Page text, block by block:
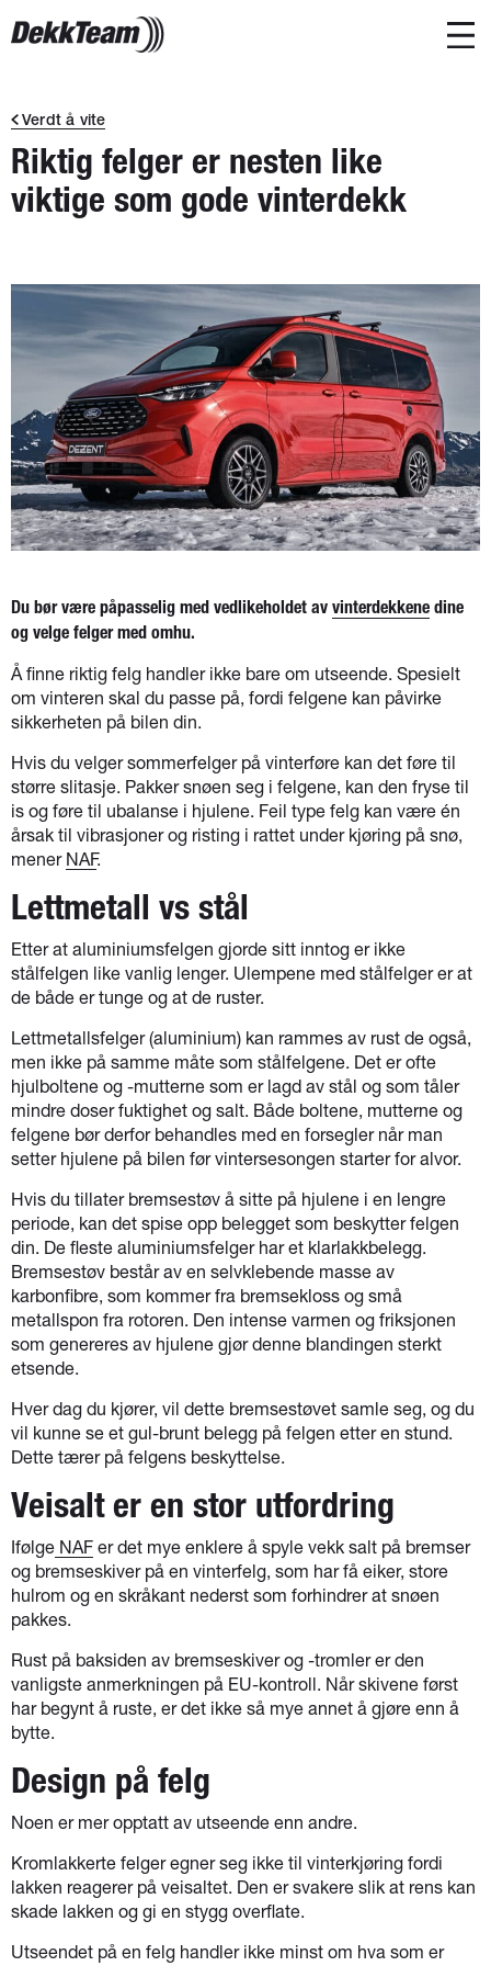
Verdt å vite
Riktig felger er nesten like
viktige som gode vinterdekk
Du bør være påpasselig med vedlikeholdet av vinterdekkene dine
og velge felger med omhu.
Å finne riktig felg handler ikke bare om utseende. Spesielt
om vinteren skal du passe på, fordi felgene kan påvirke
sikkerheten på bilen din.
Hvis du velger sommerfelger på vinterføre kan det føre til
større slitasje. Pakker snøen seg i felgene, kan den fryse til
is og føre til ubalanse i hjulene. Feil type felg kan være én
årsak til vibrasjoner og risting i rattet under kjøring på snø,
mener NAF.
Lettmetall vs stål
Etter at aluminiumsfelgen gjorde sitt inntog er ikke
stålfelgen like vanlig lenger. Ulempene med stålfelger er at
de både er tunge og at de ruster.
Lettmetallsfelger (aluminium) kan rammes av rust de også,
men ikke på samme måte som stålfelgene. Det er ofte
hjulboltene og -mutterne som er lagd av stål og som tåler
mindre doser fuktighet og salt. Både boltene, mutterne og
felgene bør derfor behandles med en forsegler når man
setter hjulene på bilen før vintersesongen starter for alvor.
Hvis du tillater bremsestøv å sitte på hjulene i en lengre
periode, kan det spise opp belegget som beskytter felgen
din. De fleste aluminiumsfelger har et klarlakkbelegg.
Bremsestøv består av en selvklebende masse av
karbonfibre, som kommer fra bremsekloss og små
metallspon fra rotoren. Den intense varmen og friksjonen
som genereres av hjulene gjør denne blandingen sterkt
etsende.
Hver dag du kjører, vil dette bremsestøvet samle seg, og du
vil kunne se et gul-brunt belegg på felgen etter en stund.
Dette tærer på felgens beskyttelse.
Veisalt er en stor utfordring
Ifølge NAF er det mye enklere å spyle vekk salt på bremser
og bremseskiver på en vinterfelg, som har få eiker, store
hulrom og en skråkant nederst som forhindrer at snøen
pakkes.
Rust på baksiden av bremseskiver og -tromler er den
vanligste anmerkningen på EU-kontroll. Når skivene først
har begynt å ruste, er det ikke så mye annet å gjøre enn å
bytte.
Design på felg
Noen er mer opptatt av utseende enn andre.
Kromlakkerte felger egner seg ikke til vinterkjøring fordi
lakken reagerer på veisaltet. Den er svakere slik at rens kan
skade lakken og gi en stygg overflate.
Utseendet på en felg handler ikke minst om hva som er